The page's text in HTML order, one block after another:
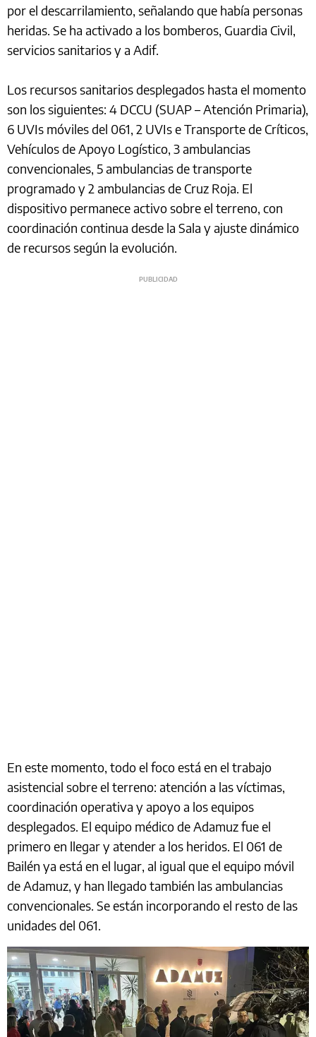
por el descarrilamiento, señalando que había personas
heridas. Se ha activado a los bomberos, Guardia Civil,
servicios sanitarios y a Adif.
Los recursos sanitarios desplegados hasta el momento
son los siguientes: 4 DCCU (SUAP – Atención Primaria),
6 UVIs móviles del 061, 2 UVIs e Transporte de Críticos,
Vehículos de Apoyo Logístico, 3 ambulancias
convencionales, 5 ambulancias de transporte
programado y 2 ambulancias de Cruz Roja. El
dispositivo permanece activo sobre el terreno, con
coordinación continua desde la Sala y ajuste dinámico
de recursos según la evolución.
En este momento, todo el foco está en el trabajo
asistencial sobre el terreno: atención a las víctimas,
coordinación operativa y apoyo a los equipos
desplegados. El equipo médico de Adamuz fue el
primero en llegar y atender a los heridos. El 061 de
Bailén ya está en el lugar, al igual que el equipo móvil
de Adamuz, y han llegado también las ambulancias
convencionales. Se están incorporando el resto de las
unidades del 061.